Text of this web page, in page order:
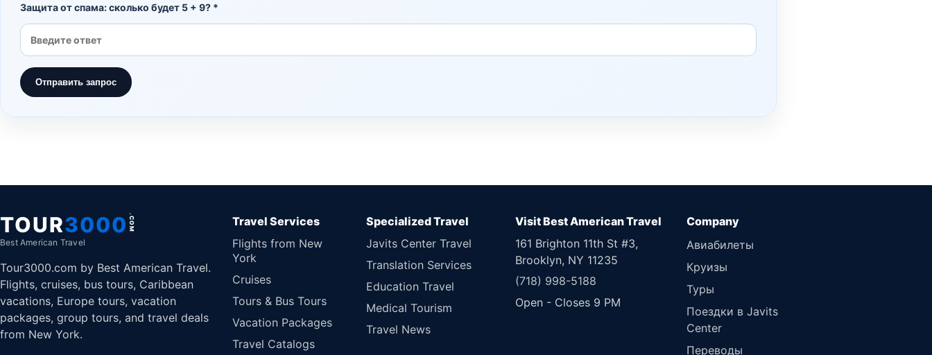
Защита от спама: сколько будет 5 + 9? *
Отправить запрос
TOUR3000 .COM
Best American Travel
Tour3000.com by Best American Travel.
Flights, cruises, bus tours, Caribbean
vacations, Europe tours, vacation
packages, group tours, and travel deals
from New York.
Travel Services
Flights from New
York
Cruises
Tours & Bus Tours
Vacation Packages
Travel Catalogs
Specialized Travel
Javits Center Travel
Translation Services
Education Travel
Medical Tourism
Travel News
Visit Best American Travel
161 Brighton 11th St #3,
Brooklyn, NY 11235
(718) 998-5188
Open - Closes 9 PM
Авиабилеты
Круизы
Туры
Поездки в Javits
Center
Переводы